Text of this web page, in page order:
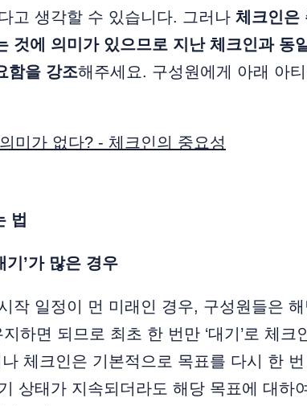
고 생각할 수 있습니다. 그러나 체크인은
것에 의미가 있으므로 지난 체크인과 동
함을 강조해주세요. 구성원에게 아래 아
미가 없다? - 체크인의 중요성
법
기’가 많은 경우
작 일정이 먼 미래인 경우, 구성원들은 해
지하면 되므로 최초 한 번만 ‘대기’로 체크
체크인은 기본적으로 목표를 다시 한
상태가 지속되더라도 해당 목표에 대하여